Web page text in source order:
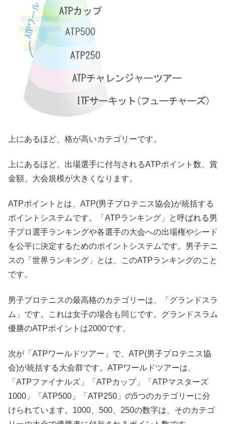
上にあるほど、格が高いカテゴリーです。
上にあるほど、出場選手に付与されるATPポイント数、賞
金額、大会規模が大きくなります。
ATPポイントとは、ATP(男子プロテニス協会)が統括する
ポイントシステムです。「ATPランキング」と呼ばれる男
子プロ選手ランキングや各選手の大会への出場権やシード
を公平に決定するためのポイントシステムです。男子テニ
スの「世界ランキング」とは、このATPランキングのこと
です。
男子プロテニスの最高格のカテゴリーは、「グランドスラ
ム」です。これは女子の場合も同じです。グランドスラム
優勝のATPポイントは2000です。
次が「ATPワールドツアー」で、ATP(男子プロテニス協
会)が統括する大会群です。ATPワールドツアーは、
「ATPファイナルズ」「ATPカップ」「ATPマスターズ
1000」「ATP500」「ATP250」の5つのカテゴリーに分
けられています。1000、500、250の数字は、そのカテゴ